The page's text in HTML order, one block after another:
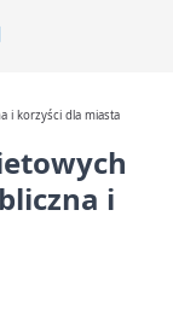
i korzyści dla miasta
i